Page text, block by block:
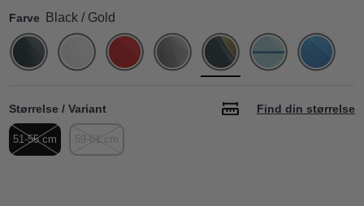
Farve Black / Gold
Størrelse / Variant Find din størrelse
51-55 cm 59-61 cm